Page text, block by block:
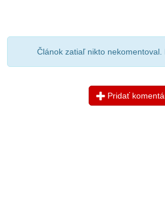
Článok zatiaľ nikto
Pridať